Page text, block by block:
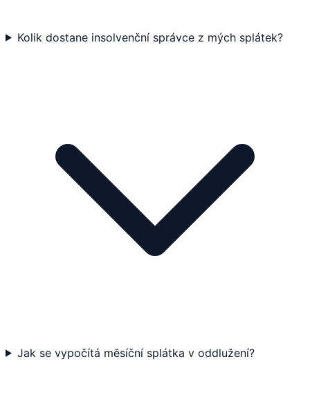
Kolik dostane insolvenční správce z mých splátek?
Jak se vypočítá měsíční splátka v oddlužení?